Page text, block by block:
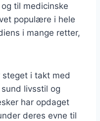
til medicinske
populære i hele
i mange retter,
steget i takt med
livsstil og
har opdaget
deres evne til